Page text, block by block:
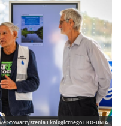
Stowarzyszenia Ekologicznego EKO-UNIA